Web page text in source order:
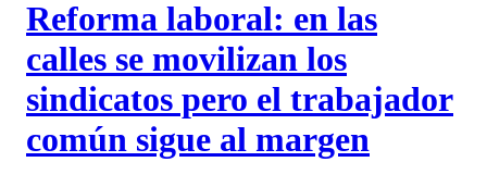
Reforma laboral: en las
calles se movilizan los
sindicatos pero el trabajador
común sigue al margen